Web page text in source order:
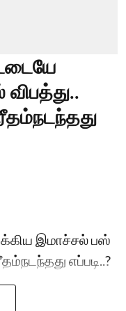
இமாச்சல் பஸ்
எப்படி..?